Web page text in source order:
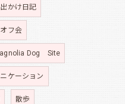
かけ日記
フ会
Dog Site
ケーション
散歩